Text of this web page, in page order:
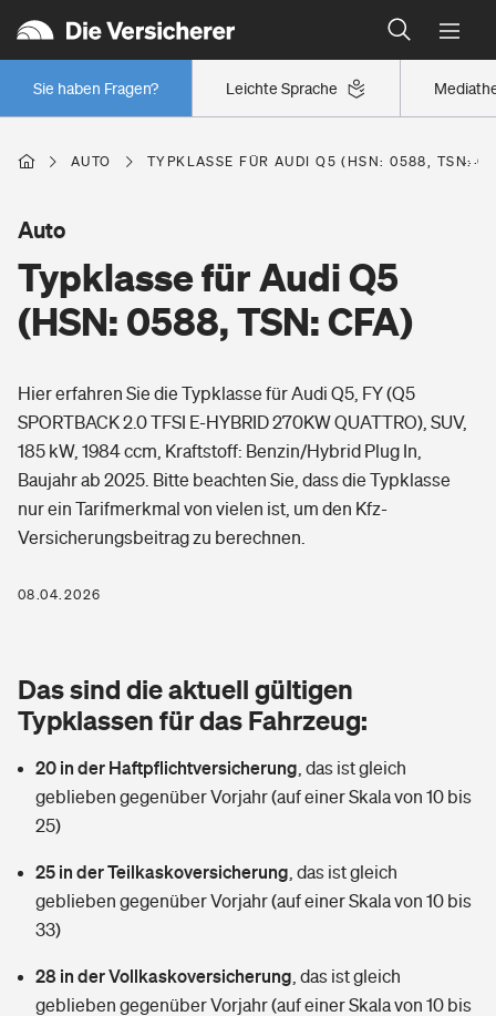
Leichte Sprache
Sie haben Fragen?
Wer versichert was: Jetzt Versicherer finden
Regionalklassen: So ist Ihre Region eingestuft
Wer versichert was: Jetzt Versicherer finden
Berufsunfähigkeitsversicherung
Erwerbsunfähigkeitsversicherung
Grundfähigkeitsversicherung
Arbeitsrechtsschutz
Berufshaftpflichtversicherung
Rentenrechner: Wie viel Geld bekomme ich im Alter?
Wer versichert was: Jetzt Versicherer finden
Wohnen
Elementarversicherung
Photovoltaik
Vermieterrrechtsschutz
Mietkautionsversicherung
Zur Übersicht
Tools
Freizeit
Pri­vate Haft­pflicht­
Rechts­schutz­ver­si­che­rung
Fahrradversicherung
Kinderunfall­ver­si­che­rung
Kinderinvalidität
Reiseversicherung
Hundehalter-Haftpflicht
Pferdehalter-Haftpflicht
Gesundheit
Dread-Disease-Versicherung
Tierkrankenversicherung
Zur Übersicht
Tools
Wer versichert was: Jetzt Versicherer finden
Sie haben Fragen?
AUTO TYPKLASSE FÜR AUDI Q5 (HSN: 0588, TSN:
Typklasse für Audi Q5
(HSN: 0588, TSN: CFA)
Auto
Hier erfahren Sie die Typklasse für Audi Q5, FY (Q5
SPORTBACK 2.0 TFSI E-HYBRID 270KW QUATTRO), SUV,
185 kW, 1984 ccm, Kraftstoff: Benzin/Hybrid Plug In,
Baujahr ab 2025. Bitte beachten Sie, dass die Typklasse
nur ein Tarifmerkmal von vielen ist, um den Kfz-
Versicherungsbeitrag zu berechnen.
08.04.2026
Das sind die aktuell gültigen
Typklassen für das Fahrzeug:
20 in der Haftpflichtversicherung das ist gleich
geblieben gegenüber Vorjahr (auf einer Skala von 10 bis
25)
25 in der Teilkaskoversicherung das ist gleich
geblieben gegenüber Vorjahr (auf einer Skala von 10 bis
33)
28 in der Vollkaskoversicherung das ist gleich
geblieben gegenüber Vorjahr (auf einer Skala von 10 bis